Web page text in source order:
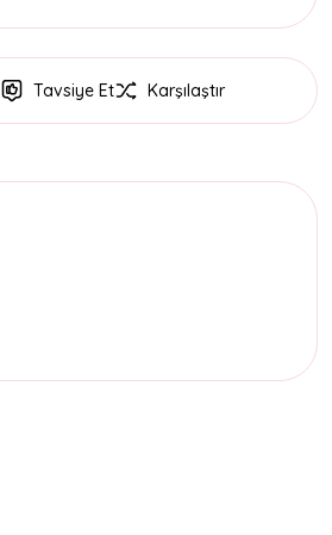
Tavsiye Et Karşılaştır